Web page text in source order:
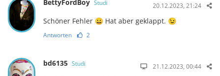
BettyFordBoy Studi 20.12.2023, 21:24
Schöner Fehler 😀 Hat aber geklappt. 😉
Antworten 2
bd6135 Studi 21.12.2023, 00:44